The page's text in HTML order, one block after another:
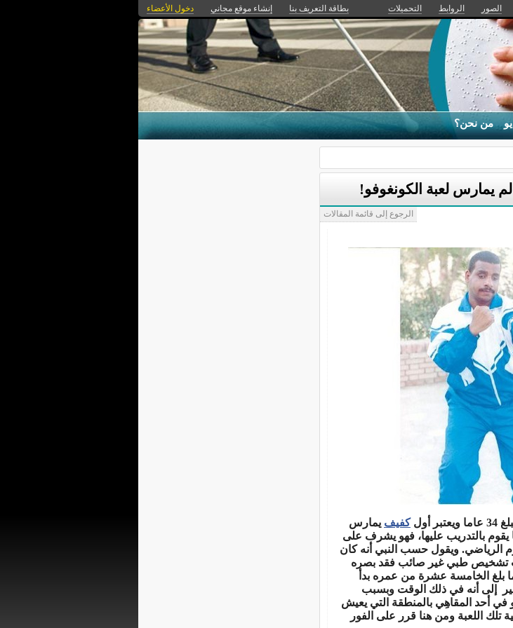
الصور الروابط التحميلات بطاقة التعريف بنا إنشاء موقع مجاني دخول الأعضاء
من نحن؟
يمارس لعبة الكونغوفو!
الرجوع إلى قائمة المقالات
كفيف يمارس
يقوم بالتدريب عليها، فهو يشرف على
الرياضي. ويقول حسب النبي أنه كان
تشخيص طبي غير صائب فقد بصره
بلغ الخامسة عشرة من عمره بدأ
إلى أنه في ذلك الوقت وبسبب
في أحد المقاهِي بالمنطقة التي يعيش
تلك اللعبة ومن هنا قرر على الفور